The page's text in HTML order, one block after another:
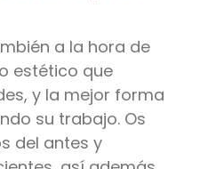
a la hora de
estético que
y la mejor forma
su trabajo. Os
del antes y